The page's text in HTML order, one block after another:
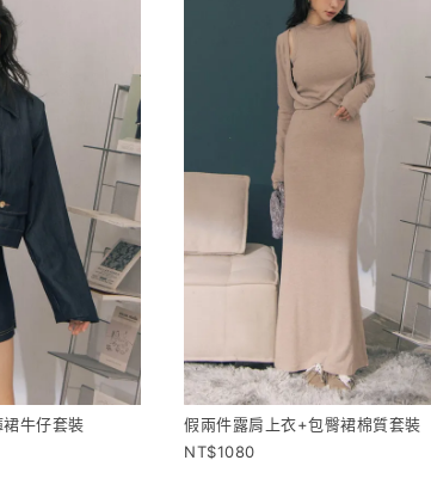
牛仔套裝
假兩件露肩上衣+包臀裙棉質套裝
1080